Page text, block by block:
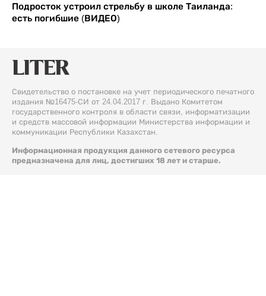
Подросток устроил стрельбу в школе Таиланда:
есть погибшие (ВИДЕО)
Свидетельство о постановке на учет периодического печатного
издания №16475-СИ от 24.04.2017 г. Выдано Комитетом
государственного контроля в области связи, информатизации
и средств массовой информации Министерства информации и
коммуникации Республики Казахстан.
Информационная продукция данного сетевого ресурса
предназначена для лиц, достигших 18 лет и старше.